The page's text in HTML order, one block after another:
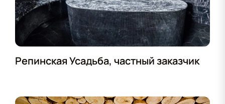
Репинская Усадьба, частный заказчик